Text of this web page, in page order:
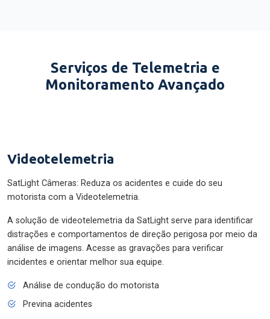
Serviços de Telemetria e
Monitoramento Avançado
Videotelemetria
SatLight Câmeras: Reduza os acidentes e cuide do seu
motorista com a Videotelemetria.
A solução de videotelemetria da SatLight serve para identificar
distrações e comportamentos de direção perigosa por meio da
análise de imagens. Acesse as gravações para verificar
incidentes e orientar melhor sua equipe.
Análise de condução do motorista
Previna acidentes